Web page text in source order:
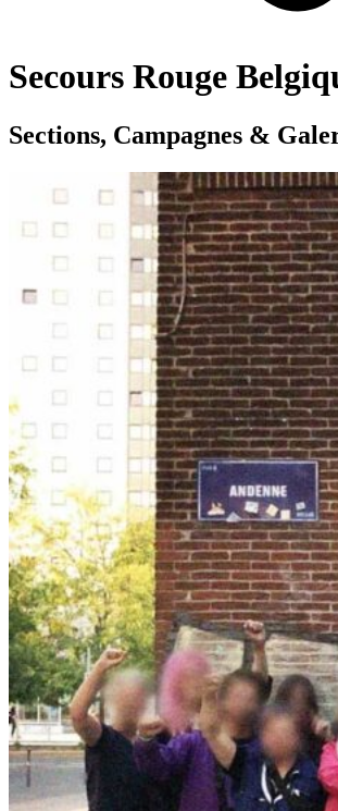
Secours Rouge
Sections, Campagnes &